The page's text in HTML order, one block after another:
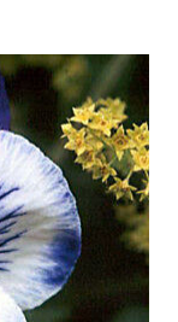
tra due o
alla differenza
delicati di
per
la offrono due
nostri giorni,
la più